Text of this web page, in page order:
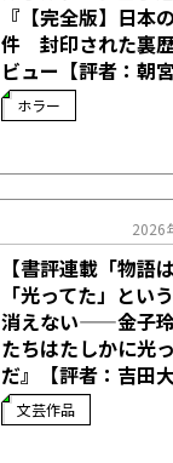
『【完全版】日本
件 封印された裏
ビュー【評者：朝宮
ホラー
2026
【書評連載「物語
「光ってた」とい
消えない——金子
たちはたしかに光
だ』【評者：吉田大
文芸作品